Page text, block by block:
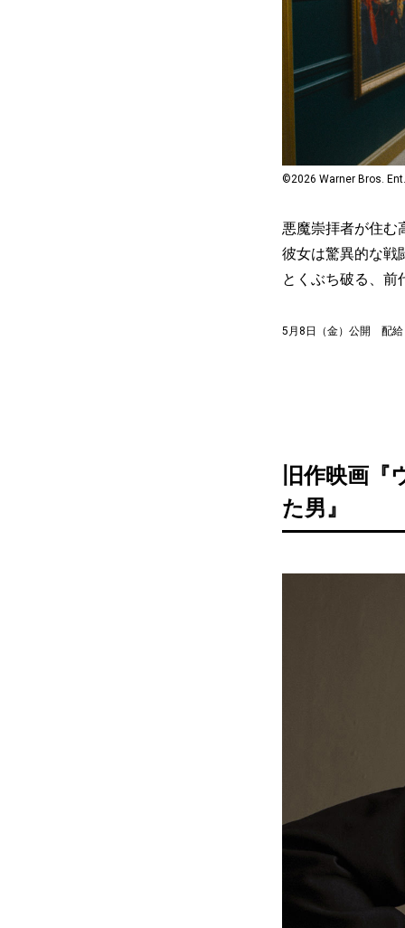
©2026 Warner Bros.
悪魔崇拝者が住む
彼女は驚異的な戦
とくぶち破る、前
5月8日（金）公開 配
旧作映画
た男』